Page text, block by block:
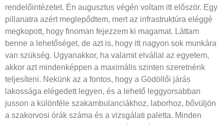
rendelőintézetet. Én augusztus végén voltam itt először. Egy
pillanatra azért meglepődtem, mert az infrastruktúra eléggé
megkopott, hogy finoman fejezzem ki magamat. Láttam
benne a lehetőséget, de azt is, hogy itt nagyon sok munkára
van szükség. Ugyanakkor, ha valamit elvállal az egyetem,
akkor azt mindenképpen a maximális szinten szeretnénk
teljesíteni. Nekünk az a fontos, hogy a Gödöllői járás
lakossága elégedett legyen, és a lehető leggyorsabban
jusson a különféle szakambulanciákhoz, laborhoz, bővüljön
a szakorvosi órák száma és a vizsgálati paletta. Minden